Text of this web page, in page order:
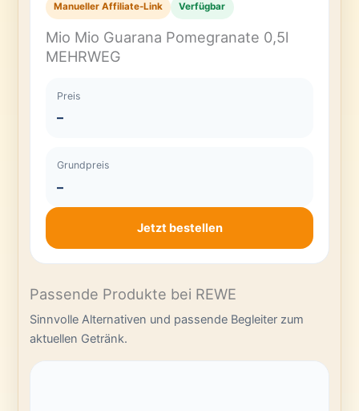
Manueller Affiliate-Link Verfügbar
Mio Mio Guarana Pomegranate 0,5l
MEHRWEG
Preis
–
Grundpreis
–
Jetzt bestellen
Passende Produkte bei REWE
Sinnvolle Alternativen und passende Begleiter zum
aktuellen Getränk.